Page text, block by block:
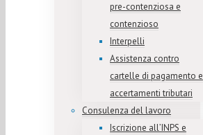
pre-contenziosa e
contenzioso
Interpelli
Assistenza contro
cartelle di pagamento e
accertamenti tributari
Consulenza del lavoro
Iscrizione all’INPS e